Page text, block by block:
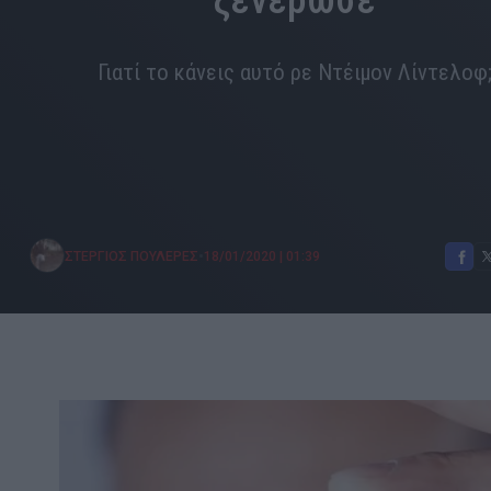
Γιατί το κάνεις αυτό ρε Ντέιμον Λίντελοφ;
ΣΤΕΡΓΙΟΣ ΠΟΥΛΕΡΕΣ 18/01/2020 | 01:39